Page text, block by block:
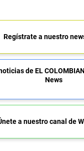
Regístrate a nuestro
de EL
News
a nuestro canal de